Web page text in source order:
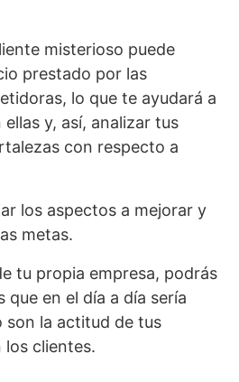
misterioso puede
prestado por las
lo que te ayudará a
y, así, analizar tus
con respecto a
los aspectos a mejorar y
metas.
tu propia empresa, podrás
que en el día a día sería
son la actitud de tus
clientes.